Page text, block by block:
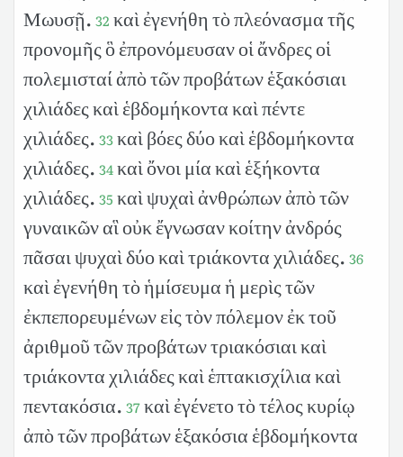
Μωυσῇ. 32 καὶ ἐγενήθη τὸ πλεόνασμα τῆς
προνομῆς ὃ ἐπρονόμευσαν οἱ ἄνδρες οἱ
πολεμισταί ἀπὸ τῶν προβάτων ἑξακόσιαι
χιλιάδες καὶ ἑβδομήκοντα καὶ πέντε
χιλιάδες. 33καὶ βόες δύο καὶ ἑβδομήκοντα
χιλιάδες. 34καὶ ὄνοι μία καὶ ἑξήκοντα
χιλιάδες. 35 καὶ ψυχαὶ ἀνθρώπων ἀπὸ τῶν
γυναικῶν αἳ οὐκ ἔγνωσαν κοίτην ἀνδρός
πᾶσαι ψυχαὶ δύο καὶ τριάκοντα χιλιάδες. 36
καὶ ἐγενήθη τὸ ἡμίσευμα ἡ μερὶς τῶν
ἐκπεπορευμένων εἰς τὸν πόλεμον ἐκ τοῦ
ἀριθμοῦ τῶν προβάτων τριακόσιαι καὶ
τριάκοντα χιλιάδες καὶ ἑπτακισχίλια καὶ
πεντακόσια. 37καὶ ἐγένετο τὸ τέλος κυρίῳ
ἀπὸ τῶν προβάτων ἑξακόσια ἑβδομήκοντα